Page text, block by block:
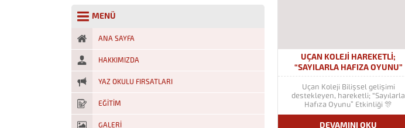
UÇAN KOLEJI HAREKETLI;
“SAYILARLA HAFIZA OYUNU”
ETKINLIĞI
Uçan Koleji Bilişsel gelişimi
destekleyen, hareketli; “Sayılarla
Hafıza Oyunu” Etkinliği 🎊
DEVAMINI OKU
MENÜ
ANA SAYFA
HAKKIMIZDA
YAZ OKULU FIRSATLARI
EĞİTİM
GALERİ